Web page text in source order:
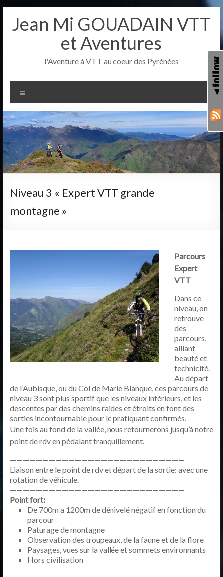
contenu
Jean Mi GOUADAIN VTT
et Aventures
l'Aventure à VTT au coeur des Pyrénées
Niveau 3 « Expert VTT grande
montagne »
Parcours
Expert
VTT
Dans ce
niveau, on
retrouve
des
parcours,
alliant
beauté et
technicité.
Au départ
de l’Aubisque, ou du Col de Marie Blanque, ces parcours de
niveau 3 sont plus sportif que les niveaux inférieurs, et les
descentes par des chemins raides et étroits en font des
sorties incontournable pour le pratiquant confirmés.
Une fois au fond de la vallée, nous retournerons jusqu’à notre
point de rdv en pédalant tranquillement.
———————————————————————————
Liaison entre le point de rdv et départ de la sortie: avec une
rotation de véhicule.
———————————————————————————
Point fort:
De 700m a 1200m de dénivelé négatif en fonction du
parcour
Paturage de montagne
Observation des troupeaux, de la faune et de la flore
Paysages, vues sur la vallée et sommets environnants
Hors civilisation